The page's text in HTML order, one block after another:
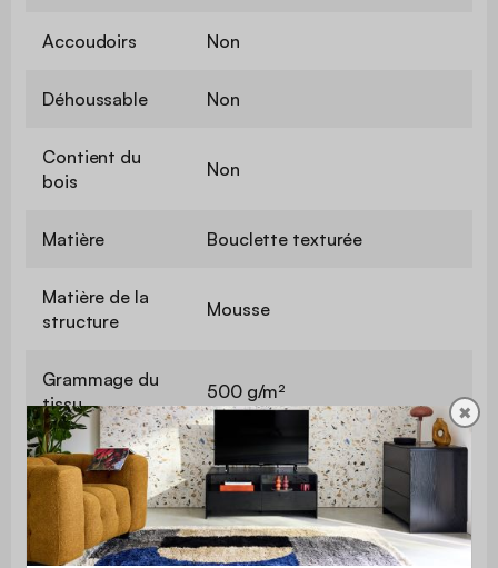
Accoudoirs Non
Déhoussable Non
Contient du
bois
Non
Matière Bouclette texturée
Matière de la
structure
Mousse
Grammage du
tissu
500 g/m²
Garnissage PU
Garnissage
assise
39cm de mousse
polyuréthane (30kg/m3)
✖